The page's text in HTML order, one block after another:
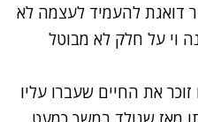
דואגת להעמיד לעצמה לא
וי על חלק לא מבוטל
את החיים שעברו עליו